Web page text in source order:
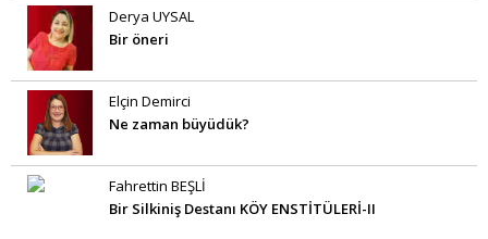
Derya UYSAL
Bir öneri
Elçin Demirci
Ne zaman büyüdük?
Fahrettin BEŞLİ
Bir Silkiniş Destanı KÖY ENSTİTÜLERİ-II